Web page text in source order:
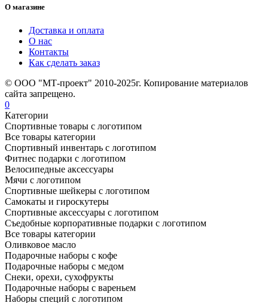
О магазине
Доставка и оплата
О нас
Контакты
Как сделать заказ
© ООО "МТ-проект" 2010-2025г. Копирование материалов
сайта запрещено.
0
Категории
Спортивные товары с логотипом
Все товары категории
Спортивный инвентарь с логотипом
Фитнес подарки с логотипом
Велосипедные аксессуары
Мячи с логотипом
Спортивные шейкеры с логотипом
Самокаты и гироскутеры
Спортивные аксессуары с логотипом
Съедобные корпоративные подарки с логотипом
Все товары категории
Оливковое масло
Подарочные наборы с кофе
Подарочные наборы с медом
Снеки, орехи, сухофрукты
Подарочные наборы с вареньем
Наборы специй с логотипом